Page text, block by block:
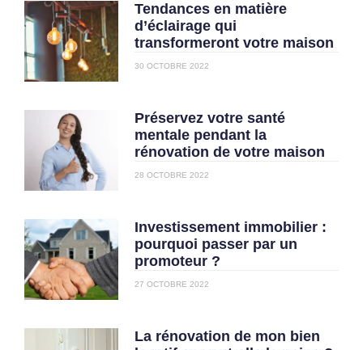
Tendances en matière
d’éclairage qui
transformeront votre maison
30 OCTOBRE 2022
Préservez votre santé
mentale pendant la
rénovation de votre maison
28 OCTOBRE 2022
Investissement immobilier :
pourquoi passer par un
promoteur ?
27 OCTOBRE 2022
La rénovation de mon bien